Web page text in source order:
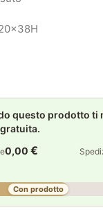
questo prodotto ti
0,00 €
Con prodotto